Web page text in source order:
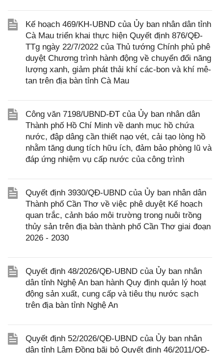
Kế hoạch 469/KH-UBND của Ủy ban nhân dân tỉnh
Cà Mau triển khai thực hiện Quyết định 876/QĐ-
TTg ngày 22/7/2022 của Thủ tướng Chính phủ phê
duyệt Chương trình hành động về chuyển đổi năng
lượng xanh, giảm phát thải khí các-bon và khí mê-
tan trên địa bàn tỉnh Cà Mau
Công văn 7198/UBND-ĐT của Ủy ban nhân dân
Thành phố Hồ Chí Minh về danh mục hồ chứa
nước, đập dâng cần thiết nạo vét, cải tạo lòng hồ
nhằm tăng dung tích hữu ích, đảm bảo phòng lũ và
đáp ứng nhiệm vụ cấp nước của công trình
Quyết định 3930/QĐ-UBND của Ủy ban nhân dân
Thành phố Cần Thơ về việc phê duyệt Kế hoạch
quan trắc, cảnh báo môi trường trong nuôi trồng
thủy sản trên địa bàn thành phố Cần Thơ giai đoạn
2026 - 2030
Quyết định 48/2026/QĐ-UBND của Ủy ban nhân
dân tỉnh Nghệ An ban hành Quy định quản lý hoạt
động sản xuất, cung cấp và tiêu thụ nước sạch
trên địa bàn tỉnh Nghệ An
Quyết định 52/2026/QĐ-UBND của Ủy ban nhân
dân tỉnh Lâm Đồng bãi bỏ Quyết định 46/2011/QĐ-